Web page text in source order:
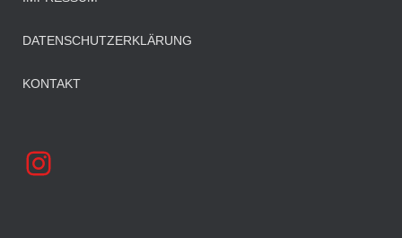
DATENSCHUTZERKLÄRUNG
KONTAKT